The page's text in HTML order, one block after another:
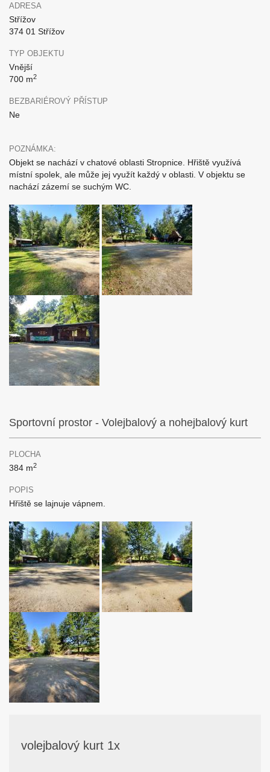
ADRESA
Střížov
374 01 Střížov
TYP OBJEKTU
Vnější
700 m2
BEZBARIÉROVÝ PŘÍSTUP
Ne
POZNÁMKA:
Objekt se nachází v chatové oblasti Stropnice. Hřiště využívá
místní spolek, ale může jej využít každý v oblasti. V objektu se
nachází zázemí se suchým WC.
Sportovní prostor - Volejbalový a nohejbalový kurt
PLOCHA
384 m2
POPIS
Hřiště se lajnuje vápnem.
volejbalový kurt 1x